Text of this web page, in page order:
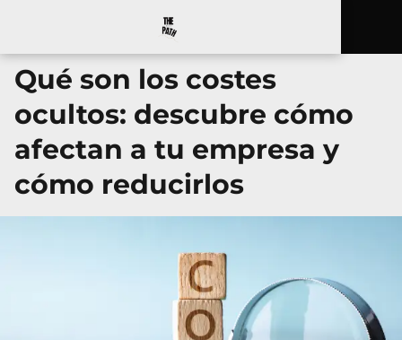
Qué son los costes
ocultos: descubre cómo
afectan a tu empresa y
cómo reducirlos